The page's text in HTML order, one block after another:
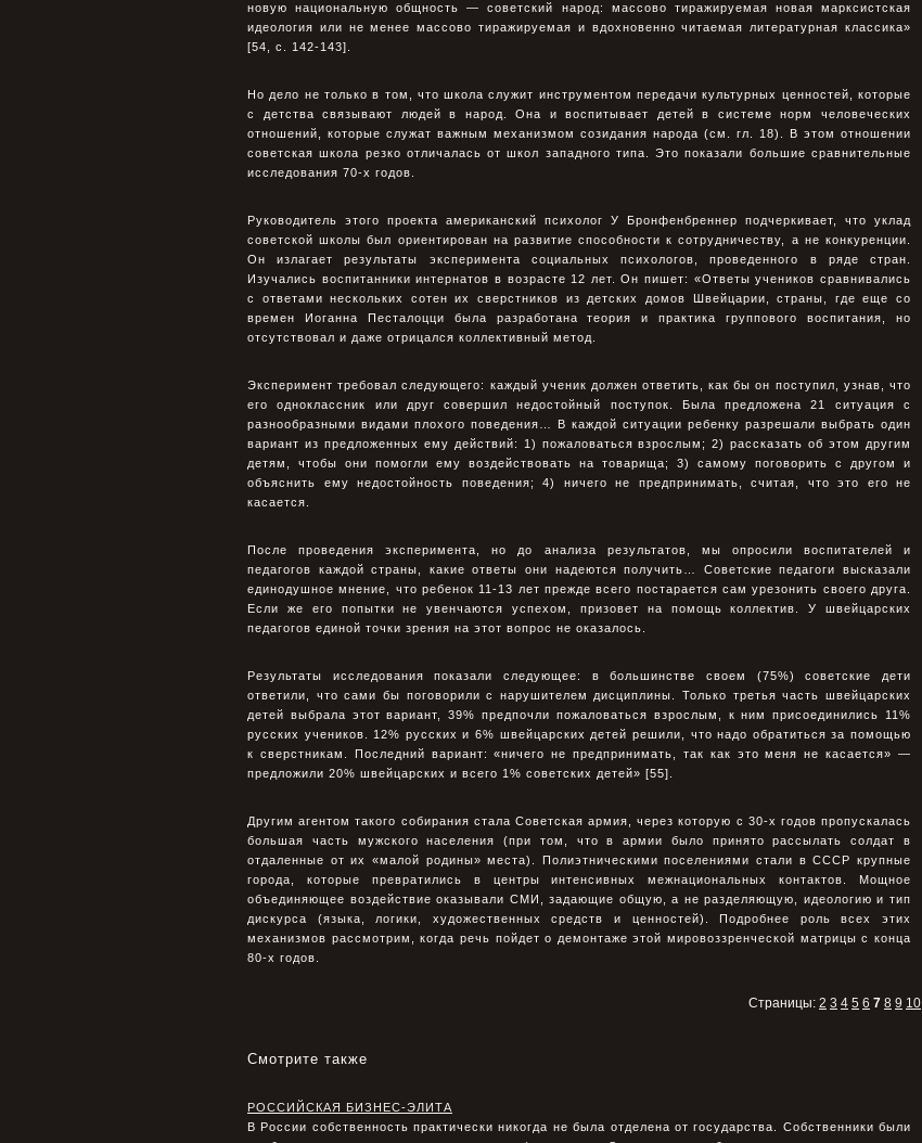
новую национальную общность — советский народ: массово тиражируемая новая марксистская
идеология или не менее массово тиражируемая и вдохновенно читаемая литературная классика»
[54, с. 142-143].
Но дело не только в том, что школа служит инструментом передачи культурных ценностей, которые
с детства связывают людей в народ. Она и воспитывает детей в системе норм человеческих
отношений, которые служат важным механизмом созидания народа (см. гл. 18). В этом отношении
советская школа резко отличалась от школ западного типа. Это показали большие сравнительные
исследования 70-х годов.
Руководитель этого проекта американский психолог У Бронфенбреннер подчеркивает, что уклад
советской школы был ориентирован на развитие способности к сотрудничеству, а не конкуренции.
Он излагает результаты эксперимента социальных психологов, проведенного в ряде стран.
Изучались воспитанники интернатов в возрасте 12 лет. Он пишет: «Ответы учеников сравнивались
с ответами нескольких сотен их сверстников из детских домов Швейцарии, страны, где еще со
времен Иоганна Песталоцци была разработана теория и практика группового воспитания, но
отсутствовал и даже отрицался коллективный метод.
Эксперимент требовал следующего: каждый ученик должен ответить, как бы он поступил, узнав, что
его одноклассник или друг совершил недостойный поступок. Была предложена 21 ситуация с
разнообразными видами плохого поведения… В каждой ситуации ребенку разрешали выбрать один
вариант из предложенных ему действий: 1) пожаловаться взрослым; 2) рассказать об этом другим
детям, чтобы они помогли ему воздействовать на товарища; 3) самому поговорить с другом и
объяснить ему недостойность поведения; 4) ничего не предпринимать, считая, что это его не
касается.
После проведения эксперимента, но до анализа результатов, мы опросили воспитателей и
педагогов каждой страны, какие ответы они надеются получить… Советские педагоги высказали
единодушное мнение, что ребенок 11-13 лет прежде всего постарается сам урезонить своего друга.
Если же его попытки не увенчаются успехом, призовет на помощь коллектив. У швейцарских
педагогов единой точки зрения на этот вопрос не оказалось.
Результаты исследования показали следующее: в большинстве своем (75%) советские дети
ответили, что сами бы поговорили с нарушителем дисциплины. Только третья часть швейцарских
детей выбрала этот вариант, 39% предпочли пожаловаться взрослым, к ним присоединились 11%
русских учеников. 12% русских и 6% швейцарских детей решили, что надо обратиться за помощью
к сверстникам. Последний вариант: «ничего не предпринимать, так как это меня не касается» —
предложили 20% швейцарских и всего 1% советских детей» [55].
Другим агентом такого собирания стала Советская армия, через которую с 30-х годов пропускалась
большая часть мужского населения (при том, что в армии было принято рассылать солдат в
отдаленные от их «малой родины» места). Полиэтническими поселениями стали в СССР крупные
города, которые превратились в центры интенсивных межнациональных контактов. Мощное
объединяющее воздействие оказывали СМИ, задающие общую, а не разделяющую, идеологию и тип
дискурса (языка, логики, художественных средств и ценностей). Подробнее роль всех этих
механизмов рассмотрим, когда речь пойдет о демонтаже этой мировоззренческой матрицы с конца
80-х годов.
Страницы: 2 3 4 5 6 7 8 9 10
Смотрите также
РОССИЙСКАЯ БИЗНЕС-ЭЛИТА
В России собственность практически никогда не была отделена от государства. Собственники были